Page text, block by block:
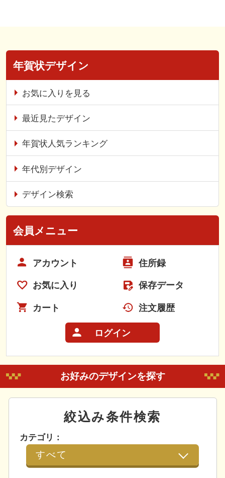
年賀状デザイン
お気に入りを見る
最近見たデザイン
年賀状人気ランキング
年代別デザイン
デザイン検索
会員メニュー
アカウント 住所録
お気に入り 保存データ
カート 注文履歴
ログイン
お好みのデザインを探す
絞込み条件検索
カテゴリ：